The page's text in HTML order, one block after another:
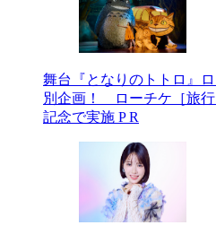
舞台『となりのトトロ』
別企画！ ローチケ［旅行
記念で実施 P R